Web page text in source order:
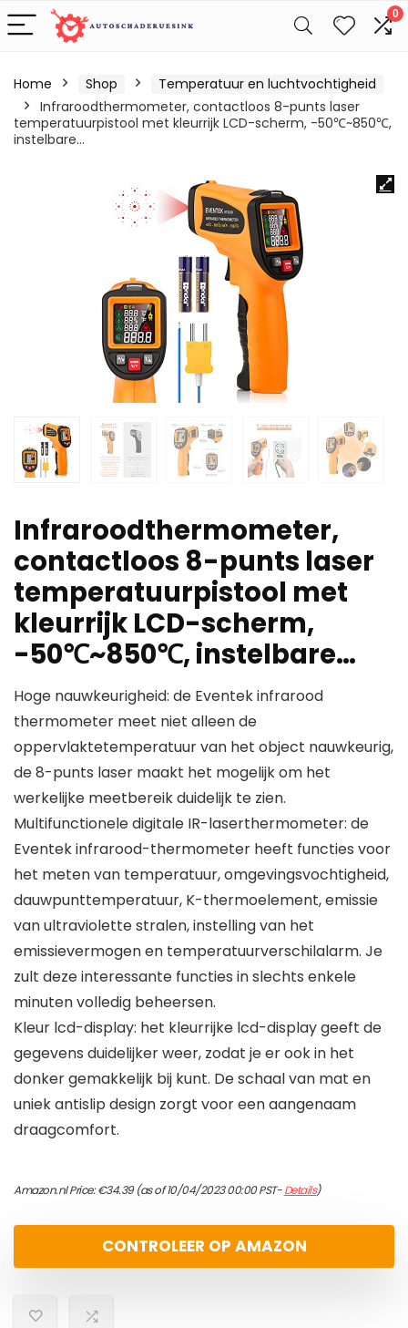
0
Home Shop
Temperatuur en luchtvochtigheid
Infraroodthermometer, contactloos 8-punts laser
temperatuurpistool met kleurrijk LCD-scherm, -50℃~850℃,
instelbare…
Infraroodthermometer,
contactloos 8-punts laser
temperatuurpistool met
kleurrijk LCD-scherm,
-50℃~850℃, instelbare…
Hoge nauwkeurigheid: de Eventek infrarood
thermometer meet niet alleen de
oppervlaktetemperatuur van het object nauwkeurig,
de 8-punts laser maakt het mogelijk om het
werkelijke meetbereik duidelijk te zien.
Multifunctionele digitale IR-laserthermometer: de
Eventek infrarood-thermometer heeft functies voor
het meten van temperatuur, omgevingsvochtigheid,
dauwpunttemperatuur, K-thermoelement, emissie
van ultraviolette stralen, instelling van het
emissievermogen en temperatuurverschilalarm. Je
zult deze interessante functies in slechts enkele
minuten volledig beheersen.
Kleur lcd-display: het kleurrijke lcd-display geeft de
gegevens duidelijker weer, zodat je er ook in het
donker gemakkelijk bij kunt. De schaal van mat en
uniek antislip design zorgt voor een aangenaam
draagcomfort.
Amazon.nl Price:€34.39(as of 10/04/2023 00:00 PST-Details)
CONTROLEER OP AMAZON